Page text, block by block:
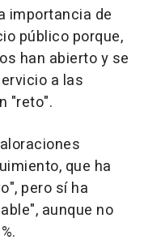
importancia de
público porque,
han abierto y se
a las
"reto".
que ha
pero sí ha
aunque no